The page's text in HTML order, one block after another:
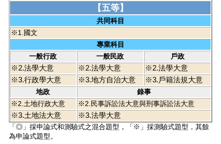
【五等】
共同科目
※1.國文
專業科目
一般行政
一般民政 戶政
※2.法學大意 ※2.法學大意
※2.法學大意
※3.行政學大意
※3.地方自治大意 ※3.戶籍法規大意
地政
錄事
※2.土地行政大意
※2.民事訴訟法大意與刑事訴訟法大意
※3.土地法大意 ※3.法學大意
「◎」採申論式和測驗式之混合題型，「※」採測驗式題型，其餘
為申論式題型。